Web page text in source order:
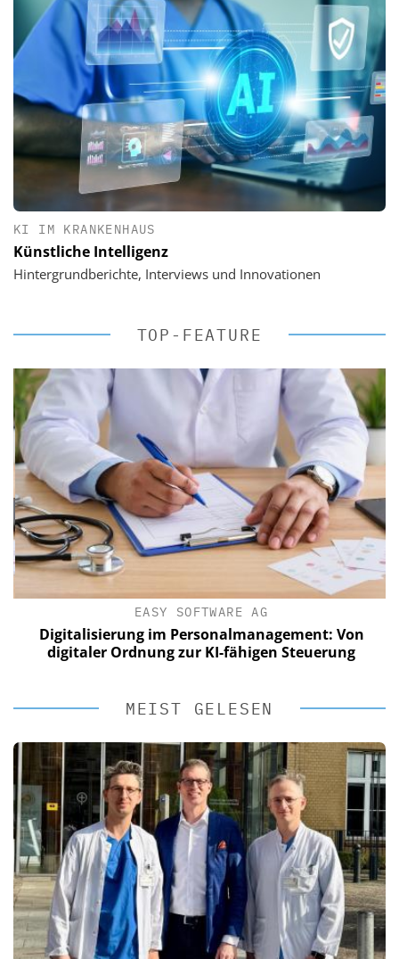
KI IM KRANKENHAUS
Künstliche Intelligenz
Hintergrundberichte, Interviews und Innovationen
TOP-FEATURE
EASY SOFTWARE AG
Digitalisierung im Personalmanagement: Von
digitaler Ordnung zur KI-fähigen Steuerung
MEIST GELESEN